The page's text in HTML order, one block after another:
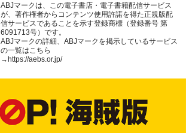
ABJマークは、この電子書店・電子書籍配信サービス
が、著作権者からコンテンツ使用許諾を得た正規版配
信サービスであることを示す登録商標（登録番号 第
6091713号）です。
ABJマークの詳細、ABJマークを掲示しているサービス
の一覧はこちら
→https://aebs.or.jp/